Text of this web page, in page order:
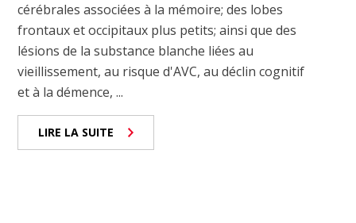
cérébrales associées à la mémoire; des lobes
frontaux et occipitaux plus petits; ainsi que des
lésions de la substance blanche liées au
vieillissement, au risque d'AVC, au déclin cognitif
et à la démence, ...
LIRE LA SUITE